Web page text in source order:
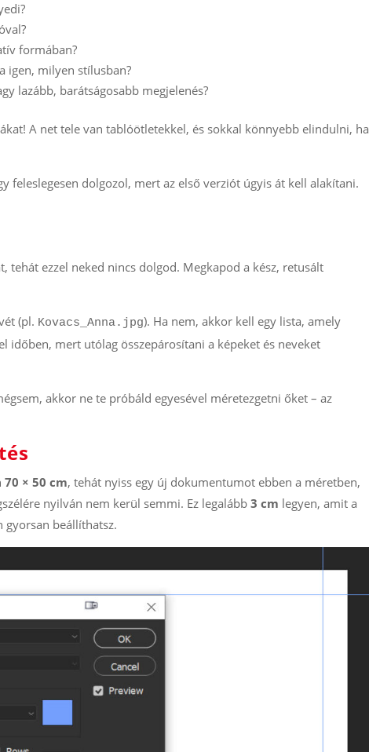
formában?
igen, milyen stílusban?
lazább, barátságosabb megjelenés?
A net tele van tablóötletekkel, és sokkal könnyebb elindulni, ha
feleslegesen dolgozol, mert az első verziót úgyis át kell alakítani.
tehát ezzel neked nincs dolgod. Megkapod a kész, retusált
(pl. Kovacs_Anna.jpg). Ha nem, akkor kell egy lista, amely
időben, mert utólag összepárosítani a képeket és neveket
akkor ne te próbáld egyesével méretezgetni őket – az
70 × 50 cm, tehát nyiss egy új dokumentumot ebben a méretben,
nyilván nem kerül semmi. Ez legalább3 cm legyen, amit a
gyorsan beállíthatsz.